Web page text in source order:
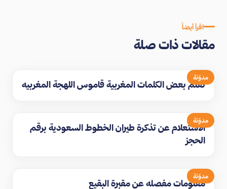
اقرأ أيضاً
مقالات ذات صلة
مدوّنة
تعلم بعض الكلمات المغربية قاموس اللهجة المغربيه
مدوّنة
الاستعلام عن تذكرة طيران الخطوط السعودية برقم
الحجز
مدوّنة
معلومات مفصله عن مقبرة البقيع